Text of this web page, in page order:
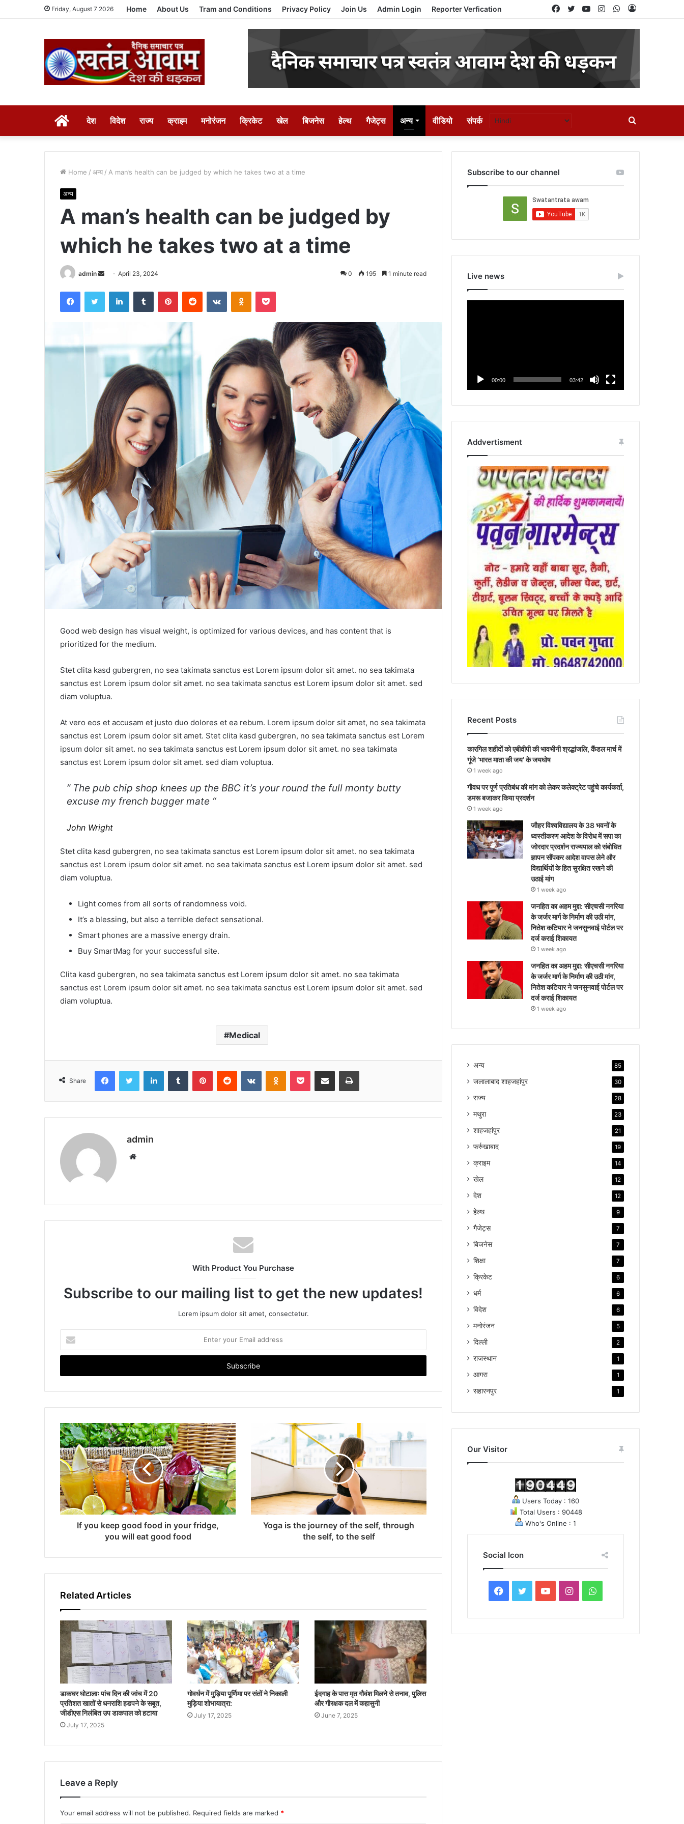
Friday, August 7 2026 Home About Us Tram and Conditions Privacy Policy Join Us Admin Login Reporter Verfication
Log
WhatsApp
Instagram
YouTube
Twitter
Facebook
HOME
देश विदेश राज्य क्राइम मनोरंजन क्रिकेट खेल बिजनेस हेल्थ गैजेट्स अन्य वीडियो संपर्क Search
for
Home / अन्य / A man’s health can be judged by which he takes two at a time
अन्य
A man’s health can be judged by
which he takes two at a time
admin
Send
email
April 23, 2024 0 195 1 minute read
FacebookTwitter LinkedInTumblr PinterestReddit VKontakteOdnoklassniki
Pocket
Good web design has visual weight, is optimized for various devices, and has content that is
prioritized for the medium.
Stet clita kasd gubergren, no sea takimata sanctus est Lorem ipsum dolor sit amet. no sea takimata
sanctus est Lorem ipsum dolor sit amet. no sea takimata sanctus est Lorem ipsum dolor sit amet. sed
diam voluptua.
At vero eos et accusam et justo duo dolores et ea rebum. Lorem ipsum dolor sit amet, no sea takimata
sanctus est Lorem ipsum dolor sit amet. Stet clita kasd gubergren, no sea takimata sanctus est Lorem
ipsum dolor sit amet. no sea takimata sanctus est Lorem ipsum dolor sit amet. no sea takimata
sanctus est Lorem ipsum dolor sit amet. sed diam voluptua.
” The pub chip shop knees up the BBC it’s your round the full monty butty
excuse my french bugger mate “
John Wright
Stet clita kasd gubergren, no sea takimata sanctus est Lorem ipsum dolor sit amet. no sea takimata
sanctus est Lorem ipsum dolor sit amet. no sea takimata sanctus est Lorem ipsum dolor sit amet. sed
diam voluptua.
Light comes from all sorts of randomness void.
It’s a blessing, but also a terrible defect sensational.
Smart phones are a massive energy drain.
Buy SmartMag for your successful site.
Clita kasd gubergren, no sea takimata sanctus est Lorem ipsum dolor sit amet. no sea takimata
sanctus est Lorem ipsum dolor sit amet. no sea takimata sanctus est Lorem ipsum dolor sit amet. sed
diam voluptua.
Medical
Share
FacebookTwitter LinkedInTumblr PinterestReddit VKontakteOdnoklassniki
Pocket Share via Email Print
admin
Website
With Product You Purchase
Subscribe to our mailing list to get the new updates!
Lorem ipsum dolor sit amet, consectetur.
your
Email
If you keep good food in your fridge,
you will eat good food
Yoga is the journey of the self, through
the self, to the self
Related Articles
डाकघर घोटालाः पांच दिन की जांच में 20
प्रतिशत खातों से धनराशि हडपने के सबूत,
जीडीएस निलंबित उप डाकपाल को हटाया
July 17, 2025
गोवर्धन में मुड़िया पूर्णिमा पर संतों ने निकाली
मुड़िया शोभायात्रा:
July 17, 2025
ईदगाह के पास मृत गौवंश मिलने से तनाव, पुलिस
और गौरक्षक दल में कहासुनी
June 7, 2025
Leave a Reply
Your email address will not be published. Required fields are marked *
Subscribe to our channel
Live news
00:00 03:42
Addvertisment
Recent Posts
कारगिल शहीदों को एबीवीपी की भावभीनी श्रद्धांजलि, कैंडल मार्च में
गूंजे ‘भारत माता की जय’ के जयघोष
1 week ago
गौवध पर पूर्ण प्रतिबंध की मांग को लेकर कलेक्ट्रेट पहुंचे कार्यकर्ता,
डमरू बजाकर किया प्रदर्शन
1 week ago
जौहर विश्वविद्यालय के 38 भवनों के
ध्वस्तीकरण आदेश के विरोध में सपा का
जोरदार प्रदर्शन राज्यपाल को संबोधित
ज्ञापन सौंपकर आदेश वापस लेने और
विद्यार्थियों के हित सुरक्षित रखने की
उठाई मांग
1 week ago
जनहित का अहम मुद्दा: सीएचसी नगरिया
के जर्जर मार्ग के निर्माण की उठी मांग,
नितेश कटियार ने जनसुनवाई पोर्टल पर
दर्ज कराई शिकायत
1 week ago
जनहित का अहम मुद्दा: सीएचसी नगरिया
के जर्जर मार्ग के निर्माण की उठी मांग,
नितेश कटियार ने जनसुनवाई पोर्टल पर
दर्ज कराई शिकायत
1 week ago
अन्य 85
जलालाबाद शाहजहांपुर 30
राज्य 28
मथुरा 23
शाहजहांपुर 21
फर्रुखाबाद 19
क्राइम 14
खेल 12
देश 12
हेल्थ 9
गैजेट्स 7
बिजनेस 7
शिक्षा 7
क्रिकेट 6
धर्म 6
विदेश 6
मनोरंजन 5
दिल्ली 2
राजस्थान 1
आगरा 1
सहारनपुर 1
Our Visitor
Users Today : 160
Total Users : 90448
Who's Online : 1
Social Icon
Facebook
TwitterYouTubeInstagramWhatsApp